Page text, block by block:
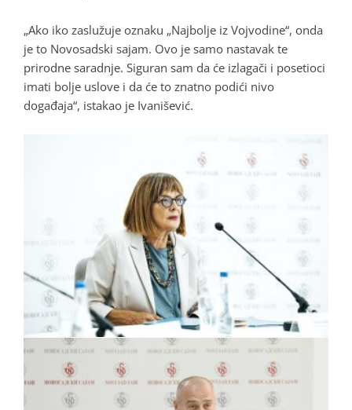
„Ako iko zaslužuje oznaku „Najbolje iz Vojvodine“, onda
je to Novosadski sajam. Ovo je samo nastavak te
prirodne saradnje. Siguran sam da će izlagači i posetioci
imati bolje uslove i da će to znatno podići nivo
događaja“, istakao je Ivanišević.